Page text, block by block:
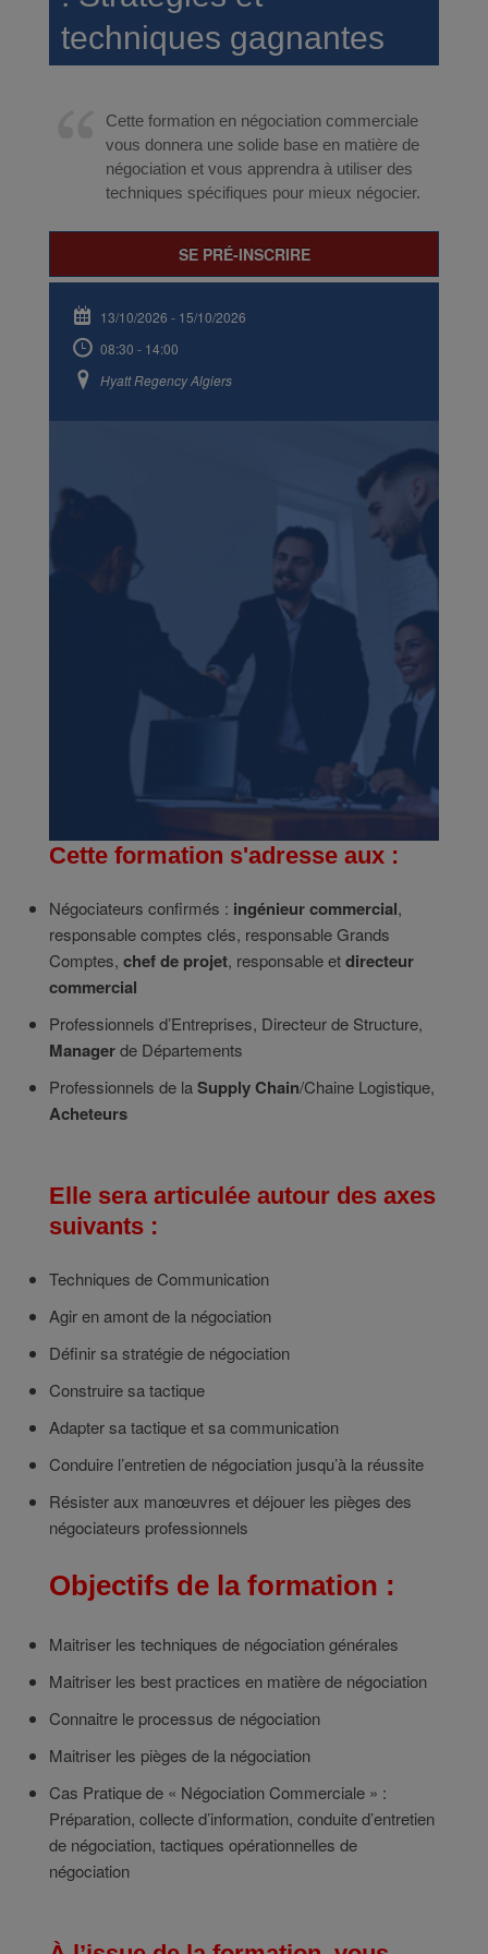
techniques gagnantes
Cette formation en négociation commerciale
vous donnera une solide base en matière de
négociation et vous apprendra à utiliser des
techniques spécifiques pour mieux négocier.
SE PRÉ-INSCRIRE
13/10/2026 - 15/10/2026
08:30 - 14:00
Hyatt Regency Algiers
Cette formation s'adresse aux :
Négociateurs confirmés : ingénieur commercial,
responsable comptes clés, responsable Grands
Comptes, chef de projet, responsable etdirecteur
commercial
Professionnels d’Entreprises, Directeur de Structure,
Managerde Départements
Professionnels de laSupply Chain/Chaine Logistique,
Acheteurs
Elle sera articulée autour des axes
suivants :
Techniques de Communication
Agir en amont de la négociation
Définir sa stratégie de négociation
Construire sa tactique
Adapter sa tactique et sa communication
Conduire l’entretien de négociation jusqu’à la réussite
Résister aux manœuvres et déjouer les pièges des
négociateurs professionnels
Objectifs de la formation :
Maitriser les techniques de négociation générales
Maitriser les best practices en matière de négociation
Connaitre le processus de négociation
Maitriser les pièges de la négociation
Cas Pratique de « Négociation Commerciale » :
Préparation, collecte d’information, conduite d’entretien
de négociation, tactiques opérationnelles de
négociation